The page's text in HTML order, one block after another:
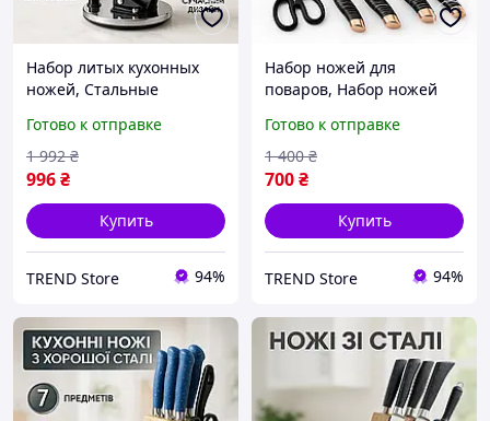
Набор литых кухонных
ножей, Стальные
ножей для новой кухни
кулинарных KF-71
Готово к отправке
996₴
1 992 ₴
Купить
TREND Store 94%
Набор ножей для
поваров, Набор ножей
Хорошие ножи поваров
TR-13
Готово к отправке
700₴
1 400 ₴
Купить
TREND Store 94%